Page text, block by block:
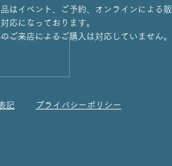
はイベント、ご予約、オンラインによる販
応になっております。
ご来店によるご購入は対応していません。
記 プライバシーポリシー